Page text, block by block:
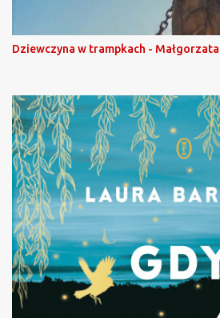
Dziewczyna w trampkach -